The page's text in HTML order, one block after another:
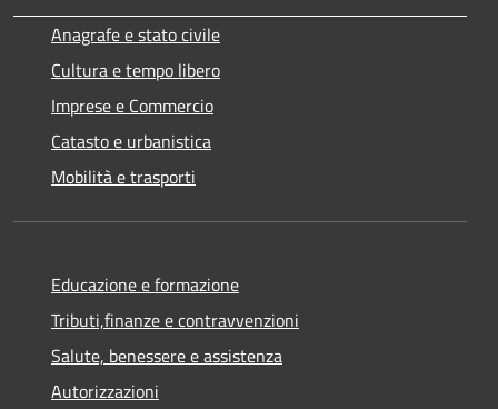
Anagrafe e stato civile
Cultura e tempo libero
Imprese e Commercio
Catasto e urbanistica
Mobilità e trasporti
Educazione e formazione
Tributi,finanze e contravvenzioni
Salute, benessere e assistenza
Autorizzazioni